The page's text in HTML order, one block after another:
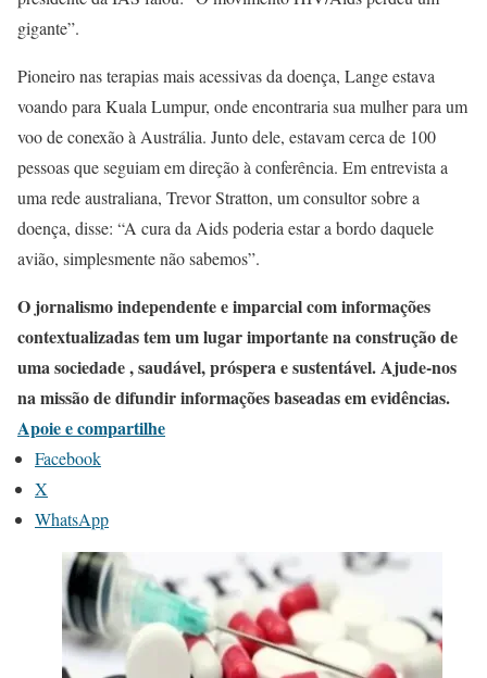
gigante”.
Pioneiro nas terapias mais acessivas da doença, Lange estava
voando para Kuala Lumpur, onde encontraria sua mulher para um
voo de conexão à Austrália. Junto dele, estavam cerca de 100
pessoas que seguiam em direção à conferência. Em entrevista a
uma rede australiana, Trevor Stratton, um consultor sobre a
doença, disse: “A cura da Aids poderia estar a bordo daquele
avião, simplesmente não sabemos”.
O jornalismo independente e imparcial com informações
contextualizadas tem um lugar importante na construção de
uma sociedade , saudável, próspera e sustentável. Ajude-nos
na missão de difundir informações baseadas em evidências.
Apoie e compartilhe
Facebook
X
WhatsApp